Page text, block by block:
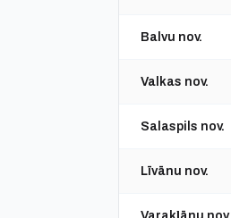
Balvu nov.
Valkas nov.
Salaspils nov.
Līvānu nov.